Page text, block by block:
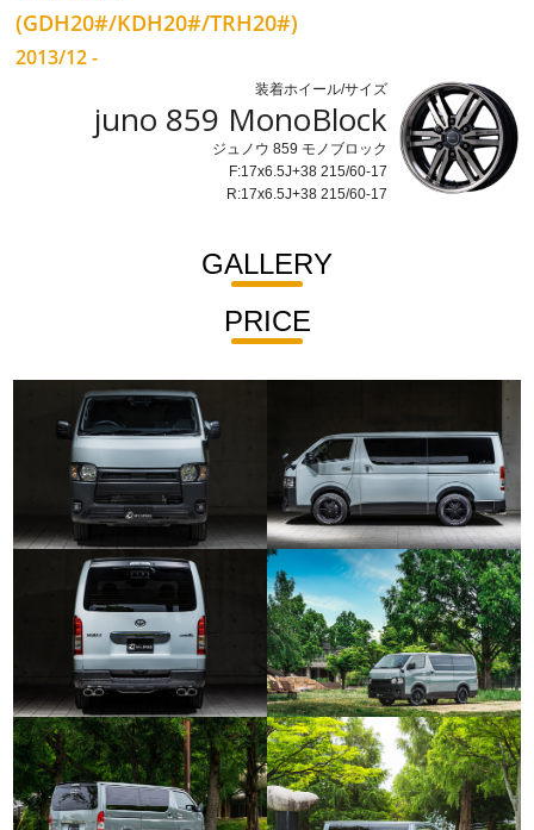
(GDH20#/KDH20#/TRH20#)
2013/12 -
装着ホイール/サイズ
juno 859 MonoBlock
ジュノウ 859 モノブロック
F:17x6.5J+38 215/60-17
R:17x6.5J+38 215/60-17
GALLERY
PRICE